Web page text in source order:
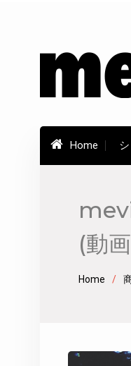
Home
(動
Home